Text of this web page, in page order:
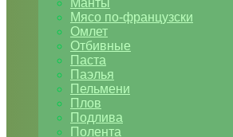
Манты
Мясо по-французски
Омлет
Отбивные
Паста
Паэлья
Пельмени
Плов
Подлива
Полента